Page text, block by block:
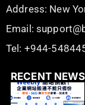
Address: New
Email:
Tel: +944-
RECENT NEWS